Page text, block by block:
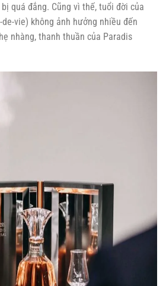
quá đắng. Cũng vì thế, tuổi đời của
vie) không ảnh hưởng nhiều đến
nhàng, thanh thuần của Paradis